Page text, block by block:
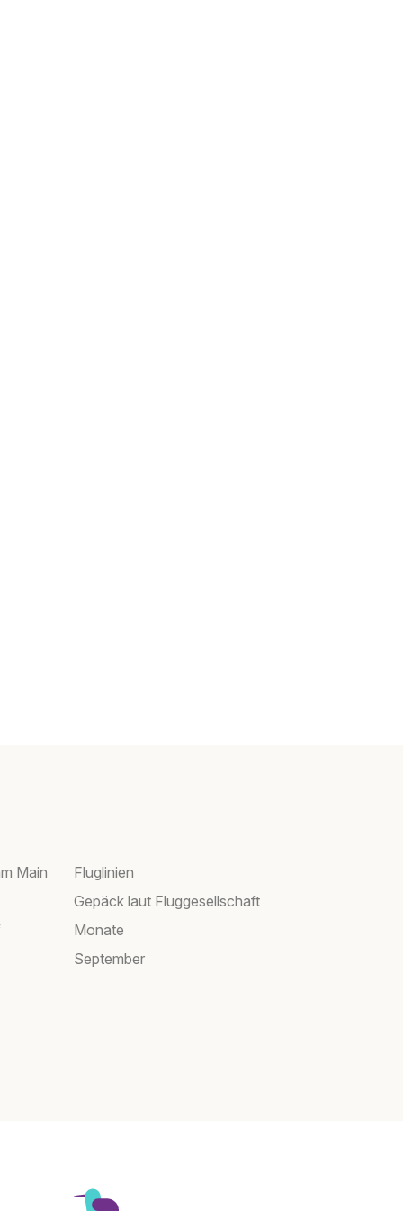
Main
Fluglinien
Gepäck laut Fluggesellschaft
Monate
September